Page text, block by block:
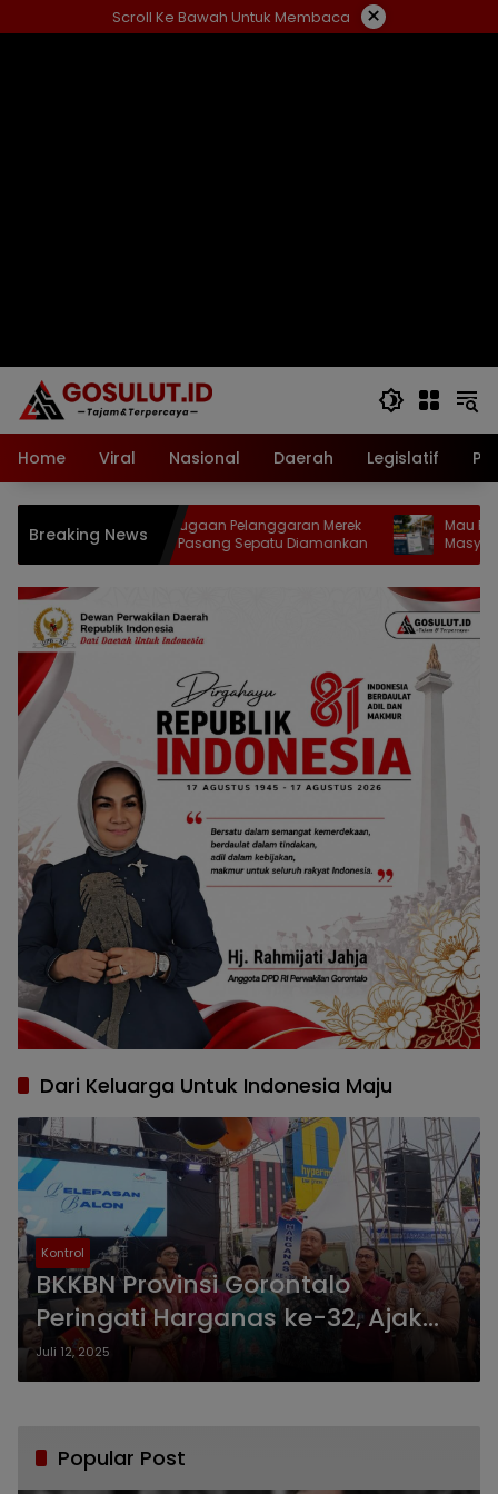
ke
Scroll Ke Bawah Untuk Membaca ×
Home Viral Nasional Daerah Legislatif
Breaking News
DJKI Tindak Dugaan Pelanggaran Merek
ASICS, 9.609 Pasang Sepatu Diamankan
Mau Pakai
Masyarakat
Dahulu
Dari Keluarga Untuk Indonesia Maju
Kontrol
BKKBN Provinsi Gorontalo
Peringati Harganas ke-32, Ajak
Masyarakat Perkuat Peran
Keluarga untuk Indonesia Maju
Juli 12, 2025
Popular Post